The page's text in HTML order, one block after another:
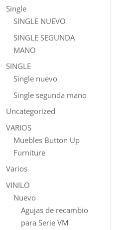
Single
SINGLE NUEVO
SINGLE SEGUNDA
MANO
SINGLE
Single nuevo
Single segunda mano
Uncategorized
VARIOS
Muebles Button Up
Furniture
Varios
VINILO
Nuevo
Agujas de recambio
para Serie VM